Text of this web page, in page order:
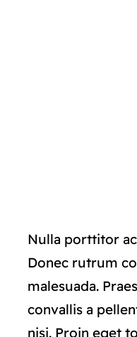
Nulla porttitor
Donec rutrum
malesuada.
convallis a
nisi. Proin eget